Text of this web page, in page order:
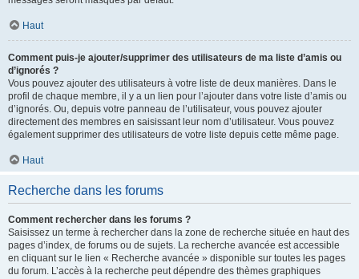
Haut
Comment puis-je ajouter/supprimer des utilisateurs de ma liste d’amis ou
d’ignorés ?
Vous pouvez ajouter des utilisateurs à votre liste de deux manières. Dans le
profil de chaque membre, il y a un lien pour l’ajouter dans votre liste d’amis ou
d’ignorés. Ou, depuis votre panneau de l’utilisateur, vous pouvez ajouter
directement des membres en saisissant leur nom d’utilisateur. Vous pouvez
également supprimer des utilisateurs de votre liste depuis cette même page.
Haut
Recherche dans les forums
Comment rechercher dans les forums ?
Saisissez un terme à rechercher dans la zone de recherche située en haut des
pages d’index, de forums ou de sujets. La recherche avancée est accessible
en cliquant sur le lien « Recherche avancée » disponible sur toutes les pages
du forum. L’accès à la recherche peut dépendre des thèmes graphiques